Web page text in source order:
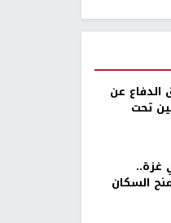
عن
تحت
غزة..
السكان